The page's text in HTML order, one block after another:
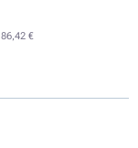
86,42 €